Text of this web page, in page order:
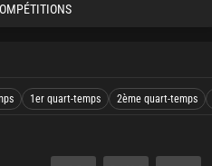
1er quart-temps 2ème quart-temps